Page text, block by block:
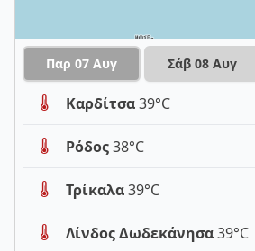
Παρ 07 Αυγ Σάβ 08 Αυγ
Καρδίτσα39°C
Ρόδος38°C
Τρίκαλα39°C
Λίνδος Δωδεκάνησα39°C